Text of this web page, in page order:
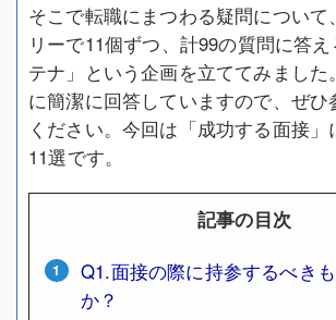
そこで転職にまつわる疑問について
リーで11個ずつ、計99の質問に答
テナ」という企画を立ててみました
に簡潔に回答していますので、ぜひ
ください。今回は「成功する面接」
11選です。
記事の目次
Q1.面接の際に持参するべき
か？